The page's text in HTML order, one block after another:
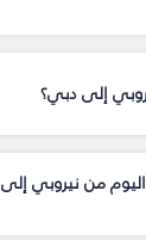
إلى دبي؟
من نيروبي إلى